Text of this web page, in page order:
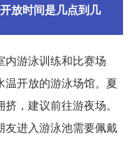
放时间是几点到几
内游泳训练和比赛场
温开放的游泳场馆。夏
，建议前往游夜场。
友进入游泳池需要佩戴